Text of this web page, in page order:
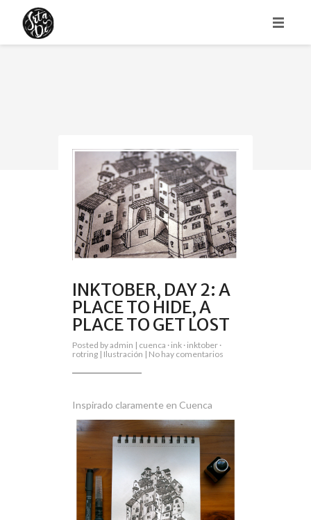
INKTOBER, DAY 2: A
PLACE TO HIDE, A
PLACE TO GET LOST
Posted byadmin | cuenca · ink · inktober ·
rotring | Ilustración | No hay comentarios
lost
Inspirado claramente en Cuenca